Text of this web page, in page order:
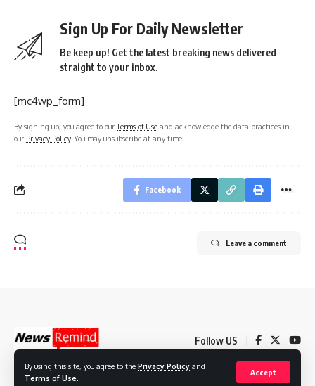
By using this site, you agree to the Privacy Policy and
Terms of Use
Accept
Sign Up For Daily Newsletter
Be keep up! Get the latest breaking news delivered
straight to your inbox.
[mc4wp_form]
By signing up, you agree to ourTerms of Use and acknowledge the data practices in
our Privacy Policy. You may unsubscribe at any time.
Facebook
Leave a comment
Follow US
© 2022 Foxiz News Network. Ruby Design Company. All Rights Reserved.